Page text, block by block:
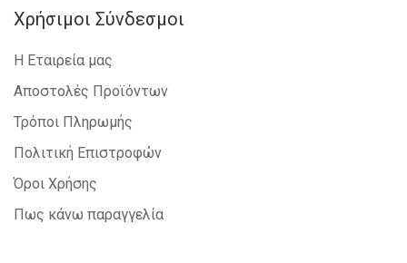
Χρήσιμοι Σύνδεσμοι
Η Εταιρεία μας
Αποστολές Προϊόντων
Τρόποι Πληρωμής
Πολιτική Επιστροφών
Όροι Χρήσης
Πως κάνω παραγγελία